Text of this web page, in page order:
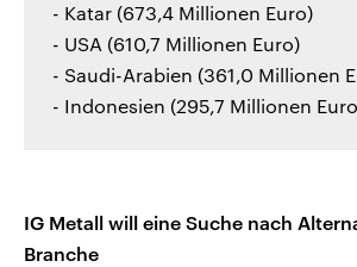
- Katar (673,4 Millionen Euro)
- USA (610,7 Millionen Euro)
- Saudi-Arabien (361,0 Millionen
- Indonesien (295,7 Millionen
IG Metall will eine Suche nach
Branche